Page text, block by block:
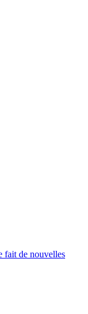
fait de nouvelles